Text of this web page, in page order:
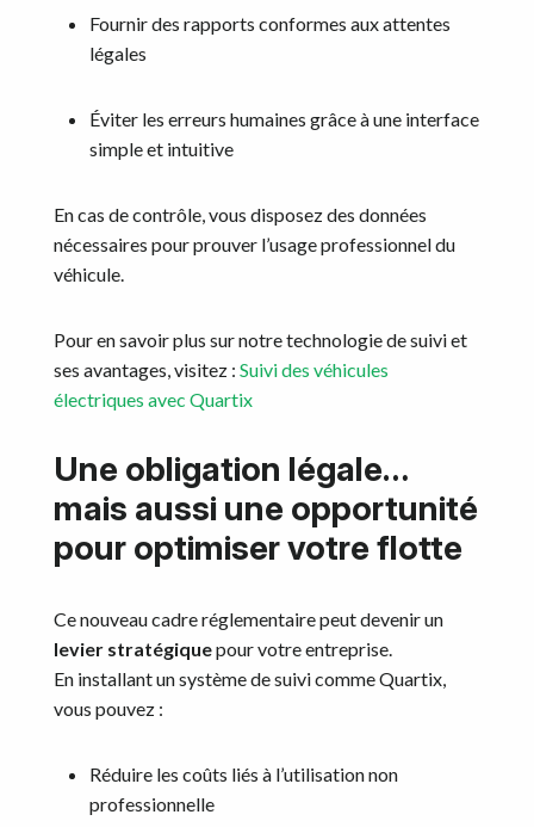
Fournir des rapports conformes aux attentes
légales
Éviter les erreurs humaines grâce à une interface
simple et intuitive
En cas de contrôle, vous disposez des données
nécessaires pour prouver l’usage professionnel du
véhicule.
Pour en savoir plus sur notre technologie de suivi et
ses avantages, visitez : Suivi des véhicules
électriques avec Quartix
Une obligation légale…
mais aussi une opportunité
pour optimiser votre flotte
Ce nouveau cadre réglementaire peut devenir un
levier stratégiquepour votre entreprise.
En installant un système de suivi comme Quartix,
vous pouvez :
Réduire les coûts liés à l’utilisation non
professionnelle